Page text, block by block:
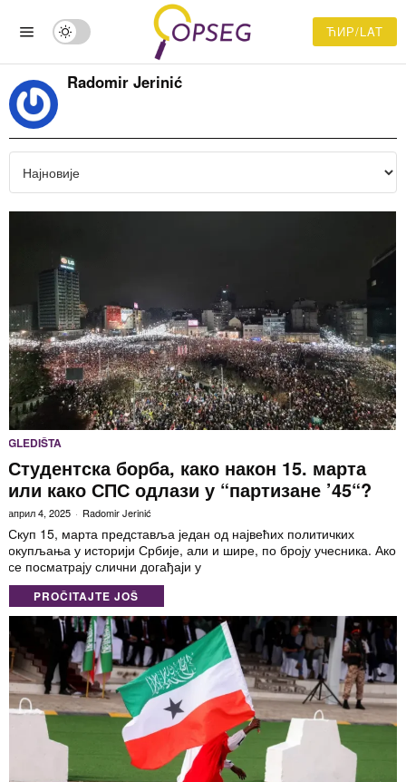
ЋИР/LAT
Radomir Jerinić
GLEDIŠTA
Студентска борба, како након 15. марта
или како СПС одлази у “партизане ’45“?
април 4, 2025 Radomir Jerinić
Скуп 15, марта представља један од највећих политичких
окупљања у историји Србије, али и шире, по броју учесника. Ако
се посматрају слични догађаји у
PROČITAJTE JOŠ